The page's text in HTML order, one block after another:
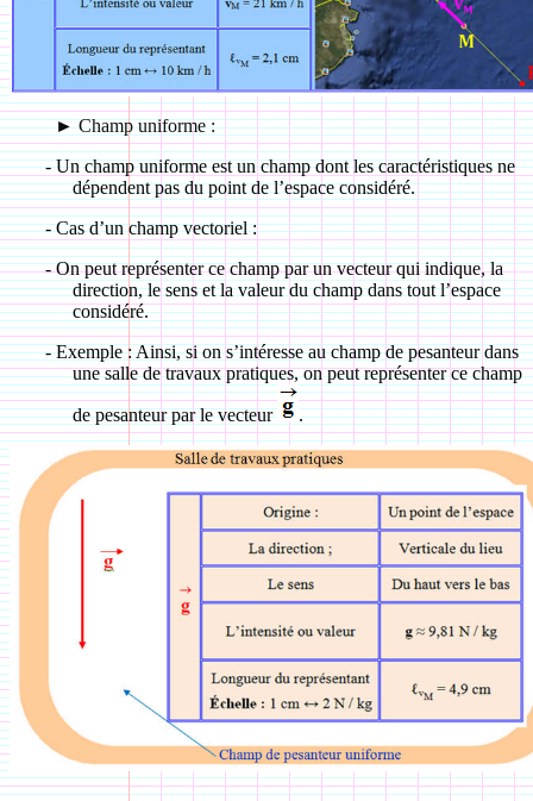
► Champ uniforme :
- Un champ uniforme est un champ dont les caractéristiques ne
dépendent pas du point de l’espace considéré.
- Cas d’un champ vectoriel :
- On peut représenter ce champ par un vecteur qui indique, la
direction, le sens et la valeur du champ dans tout l’espace
considéré.
- Exemple : Ainsi, si on s’intéresse au champ de pesanteur dans
une salle de travaux pratiques, on peut représenter ce champ
de pesanteur par le vecteur .